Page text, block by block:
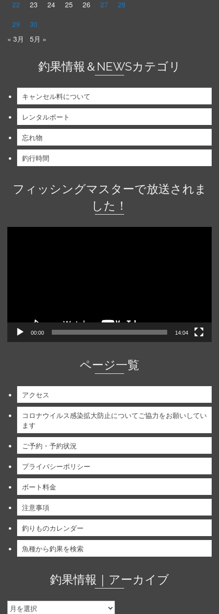
22
23 24 25 26 27
28
29
30
« 3月
5月 »
釣果情報＆NEWSカテゴリ
キャンセル料について
レンタルボート
忘れ物
釣行時間
フィッシングマスターで放送されま
した！
00:00 14:04
ページ一覧
アクセス
コロナウイルス感染拡大防止についてご協力をお願いしてい
ます
ご予約・予約状況
プライバシーポリシー
ボート料金
注意事項
釣りものカレンダー
魚種から釣果を検索
釣果情報｜アーカイブ
釣